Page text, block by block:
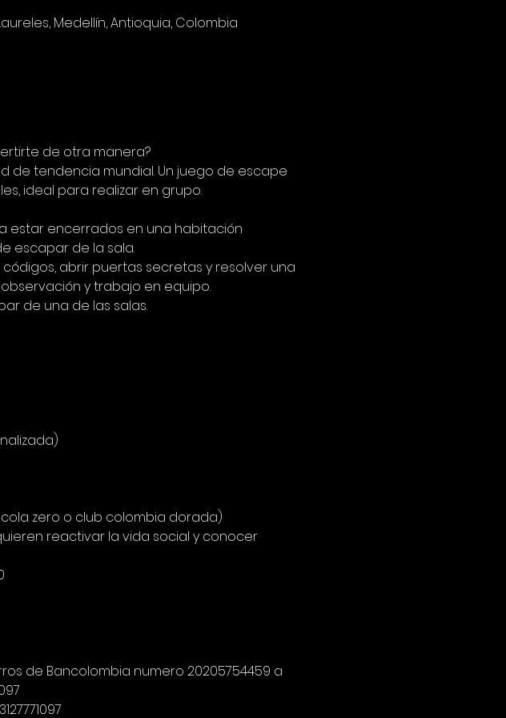
Medellín, Antioquia, Colombia
de otra manera?
de tendencia mundial. Un juego de escape
ideal para realizar en grupo.
estar encerrados en una habitación
escapar de la sala.
abrir puertas secretas y resolver una
y trabajo en equipo.
de una de las salas.
zero o club colombia dorada)
reactivar la vida social y conocer
de Bancolombia numero 20205754459 a